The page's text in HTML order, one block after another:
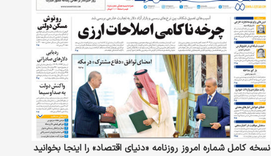
نسخه کامل شماره امروز روزنامه «دنیای‌ اقتصاد» را اینجا بخوانید